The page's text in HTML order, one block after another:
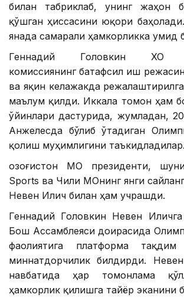
билан табриклаб, унинг жаҳон
қўшган ҳиссасини юқори
янада самарали ҳамкорликка умид
Геннадий Головкин ХОҚ
комиссиянинг батафсил иш
ва яқин келажакда
маълум қилди. Иккала томон ҳам
ўйинлари дастурида, жумладан,
Анжелесда бўлиб ўтадиган
қолиш муҳимлигини таъкидладилар.
Қозоғистон МОҚ президенти,
Sports ва Чили МОҚнинг янги
Невен Илич билан ҳам учрашди.
Геннадий Головкин Невен
Бош Ассамблеяси доирасида
фаолиятига платформа
миннатдорчилик билдирди.
навбатида ҳар томонлама
ҳамкорлик қилишга тайёр эканини